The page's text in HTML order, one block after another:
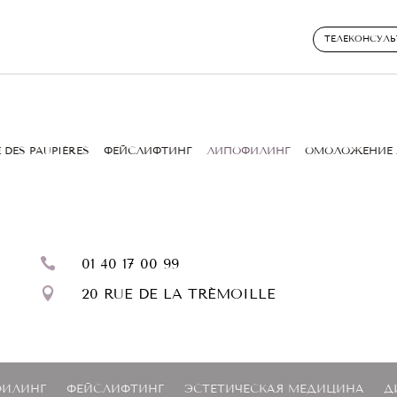
PAUPIÈRES ФЕЙСЛИФТИНГ ЛИПОФИЛИНГ ОМОЛОЖЕНИЕ
 01 40 17 00 99
 20 RUE DE LA TRÉMOILLE
ФЕЙСЛИФТИНГ ЭСТЕТИЧЕСКАЯ МЕДИЦИНА